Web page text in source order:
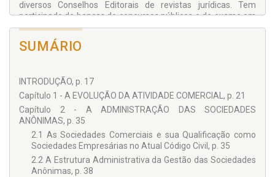
diver­sos Conselhos Editorais de revis­tas jurídicas. Tem
participado de bancas de concursos públicos e de exame em
nível de mestrado e doutorado. Tem participado como
Conferencista e Professor em diversos cursos de pós-
graduação, congressos, seminários e encontros jurídicos.
SUMÁRIO
INTRODUÇÃO, p. 17
Capítulo 1 - A EVOLUÇÃO DA ATIVIDADE COMERCIAL, p. 21
Capítulo 2 - A ADMINISTRAÇÃO DAS SOCIEDADES
ANÔNIMAS, p. 35
2.1 As Sociedades Comerciais e sua Qualificação como
Sociedades Empresárias no Atual Código Civil, p. 35
2.2 A Estrutura Administrativa da Gestão das Sociedades
Anônimas, p. 38